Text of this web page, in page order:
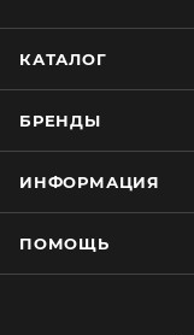
КАТАЛОГ
БРЕНДЫ
ИНФОРМАЦИЯ
ПОМОЩЬ